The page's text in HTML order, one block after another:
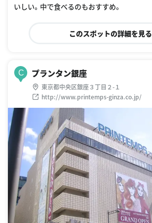
いしい。中で食べるのもおすすめ。
このスポットの詳細を見る
C プランタン銀座
東京都中央区銀座３丁目２-１
http://www.printemps-ginza.co.jp/